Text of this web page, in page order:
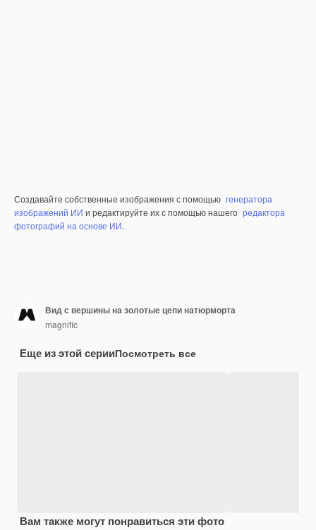
Создавайте собственные изображения с помощью генератора
изображений ИИ и редактируйте их с помощью нашего редактора
фотографий на основе ИИ.
Вид с вершины на золотые цепи натюрморта
magnific
Еще из этой серииПосмотреть все
Вам также могут понравиться эти фото